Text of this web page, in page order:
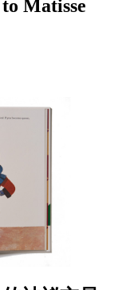
Matisse